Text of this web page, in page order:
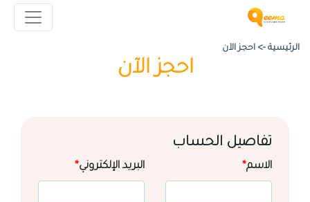
الرئيسية -> احجز الآن
احجز الآن
تفاصيل الحساب
الاسم* البريد الإلكتروني*